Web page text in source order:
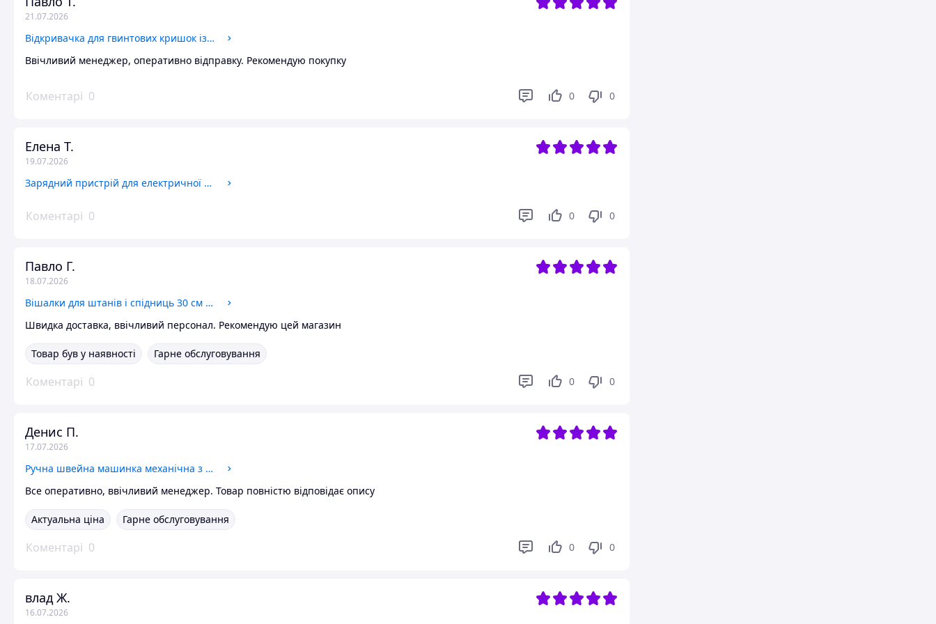
21.07.2026
Відкривачка для гвинтових кришок із гнучкою конструкцією для банок 2.4 см 10.2 см білий CS-0772
Ввічливий менеджер, оперативно відправку. Рекомендую покупку
Коментарі 0 0 0
Елена Т.
19.07.2026
Зарядний пристрій для електричної зубної щітки 220-240 В Oral-B GR-8538
Коментарі 0 0 0
Павло Г.
18.07.2026
Вішалки для штанів і спідниць 30 см 4 шт. чорні металеві переносні універсальні
Швидка доставка, ввічливий персонал. Рекомендую цей магазин
Товар був у наявності Гарне обслуговування
Коментарі 0 0 0
Денис П.
17.07.2026
Ручна швейна машинка механічна з автоматичним формуванням петлі біла Handy stitch WJ-07 для домашнього використання
Все оперативно, ввічливий менеджер. Товар повністю відповідає опису
Актуальна ціна Гарне обслуговування
Коментарі 0 0 0
влад Ж.
16.07.2026